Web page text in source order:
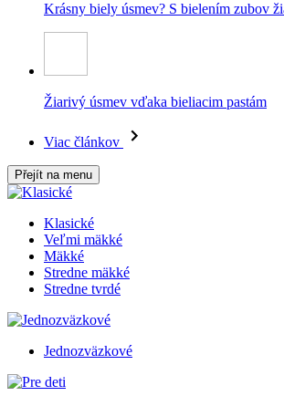
Krásny biely úsmev? S bielením zubov
Žiarivý úsmev vďaka bieliacim pastám
Viac článkov
Přejít na menu
Klasické
Veľmi mäkké
Mäkké
Stredne mäkké
Stredne tvrdé
Jednozväzkové